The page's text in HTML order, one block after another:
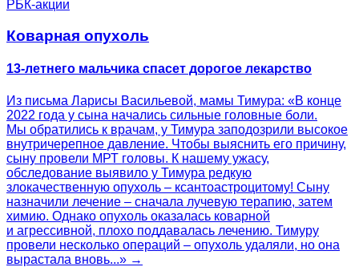
РБК-акции
Коварная опухоль
13-летнего мальчика спасет дорогое лекарство
Из письма Ларисы Васильевой, мамы Тимура: «В конце
2022 года у сына начались сильные головные боли.
Мы обратились к врачам, у Тимура заподозрили высокое
внутричерепное давление. Чтобы выяснить его причину,
сыну провели МРТ головы. К нашему ужасу,
обследование выявило у Тимура редкую
злокачественную опухоль – ксантоастроцитому! Сыну
назначили лечение – сначала лучевую терапию, затем
химию. Однако опухоль оказалась коварной
и агрессивной, плохо поддавалась лечению. Тимуру
провели несколько операций – опухоль удаляли, но она
вырастала вновь...» →